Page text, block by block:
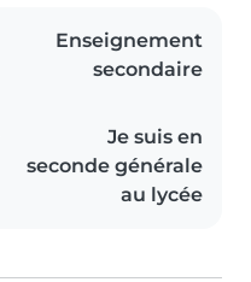
Enseignement
secondaire
Je suis en
seconde générale
au lycée